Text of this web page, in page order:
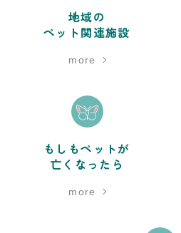
地域の
ペット関連施設
more
もしもペットが
亡くなったら
more